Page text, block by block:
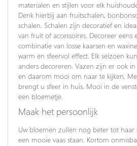
materialen en stijlen voor elk
Denk hierbij aan fruitschalen,
schalen. Schalen zijn decoratief en
van fruit of accessoires. Decoreer eens
combinatie van losse kaarsen en
warm en sfeervol effect. Elk seizoen
anders decoreren. Vazen zijn er ook
en daarom mooi om naar te kijken.
brengt u sfeer in huis. Mooi in de
een bloemetje.
Maak het persoonlijk
Uw bloemen zullen nog beter tot haar
een mooie vaas staan. Kortom